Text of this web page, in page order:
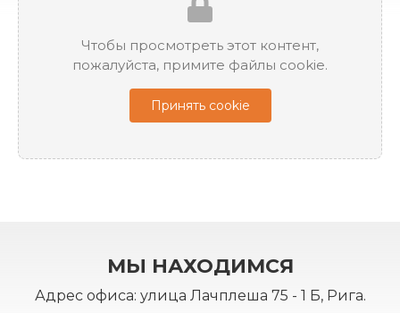
Чтобы просмотреть этот контент,
пожалуйста, примите файлы cookie.
Принять cookie
МЫ НАХОДИМСЯ
Адрес офиса: улица Лачплеша 75 - 1 Б, Рига.